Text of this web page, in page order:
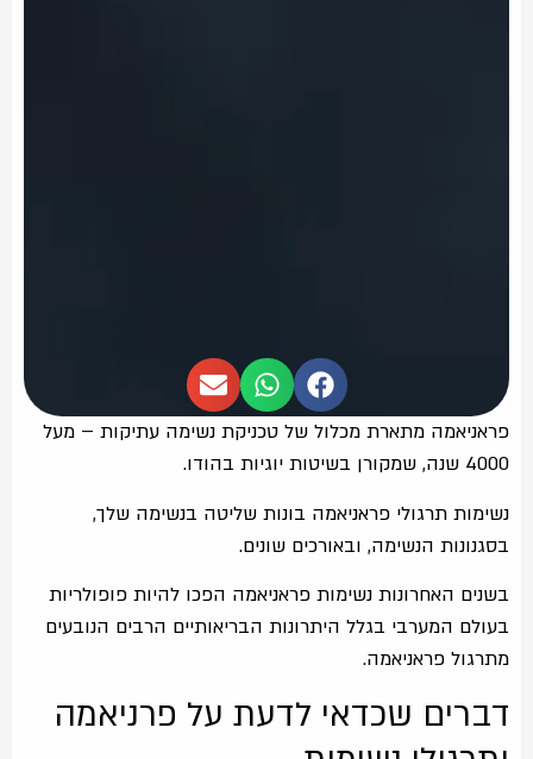
פראניאמה מתארת מכלול של טכניקת נשימה עתיקות – מעל
4000 שנה, שמקורן בשיטות יוגיות בהודו.
נשימות תרגולי פראניאמה בונות שליטה בנשימה שלך,
בסגנונות הנשימה, ובאורכים שונים.
בשנים האחרונות נשימות פראניאמה הפכו להיות פופולריות
בעולם המערבי בגלל היתרונות הבריאותיים הרבים הנובעים
מתרגול פראניאמה.
דברים שכדאי לדעת על פרניאמה